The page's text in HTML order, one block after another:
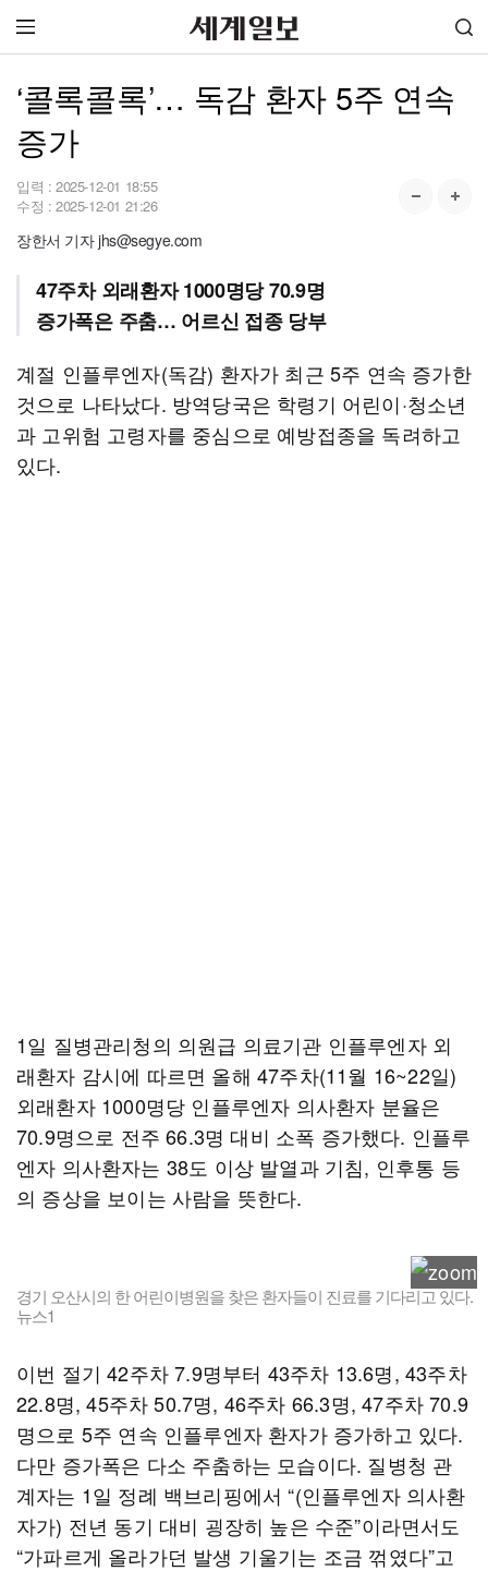
‘콜록콜록’… 독감 환자 5주 연속
증가
입력 : 2025-12-01 18:55
수정 : 2025-12-01 21:26
장한서 기자 jhs@segye.com
47주차 외래환자 1000명당 70.9명
증가폭은 주춤… 어르신 접종 당부
계절 인플루엔자(독감) 환자가 최근 5주 연속 증가한
것으로 나타났다. 방역당국은 학령기 어린이·청소년
과 고위험 고령자를 중심으로 예방접종을 독려하고
있다.
1일 질병관리청의 의원급 의료기관 인플루엔자 외
래환자 감시에 따르면 올해 47주차(11월 16~22일)
외래환자 1000명당 인플루엔자 의사환자 분율은
70.9명으로 전주 66.3명 대비 소폭 증가했다. 인플루
엔자 의사환자는 38도 이상 발열과 기침, 인후통 등
의 증상을 보이는 사람을 뜻한다.
경기 오산시의 한 어린이병원을 찾은 환자들이 진료를 기다리고 있다.
뉴스1
이번 절기 42주차 7.9명부터 43주차 13.6명, 43주차
22.8명, 45주차 50.7명, 46주차 66.3명, 47주차 70.9
명으로 5주 연속 인플루엔자 환자가 증가하고 있다.
다만 증가폭은 다소 주춤하는 모습이다. 질병청 관
계자는 1일 정례 백브리핑에서 “(인플루엔자 의사환
자가) 전년 동기 대비 굉장히 높은 수준”이라면서도
“가파르게 올라가던 발생 기울기는 조금 꺾였다”고